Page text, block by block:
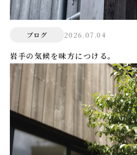
ブログ 2026.07.04
岩手の気候を味方につける。